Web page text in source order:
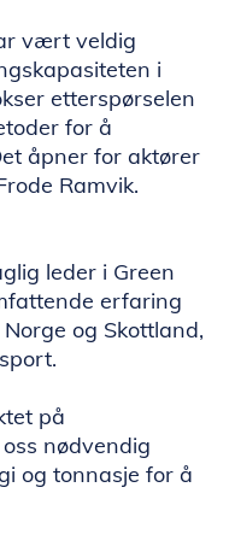
vært veldig
i
etterspørselen
for å
åpner for aktører
Ramvik.
leder i Green
erfaring
og Skottland,
på
nødvendig
og tonnasje for å